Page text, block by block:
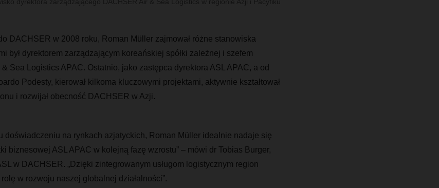
DACHSER w 2008 roku, Roman Müller zajmował różne stanowiska
był dyrektorem zarządzającym koreańskiej spółki zależnej i szefem
Sea Logistics APAC. Ostatnio, jako zastępca dyrektora ASL APAC, a od
Podesty, kierował kilkoma kluczowymi projektami, aktywnie kształtował
i rozwijał obecność DACHSER w Azji.
doświadczeniu na rynkach azjatyckich, Roman Müller idealnie nadaje się
biznesowej ASL APAC w kolejną fazę wzrostu” ­– mówi dr Tobias Burger,
w DACHSER. „Dzięki zintegrowanym usługom logistycznym region
w rozwoju naszej globalnej działalności”.